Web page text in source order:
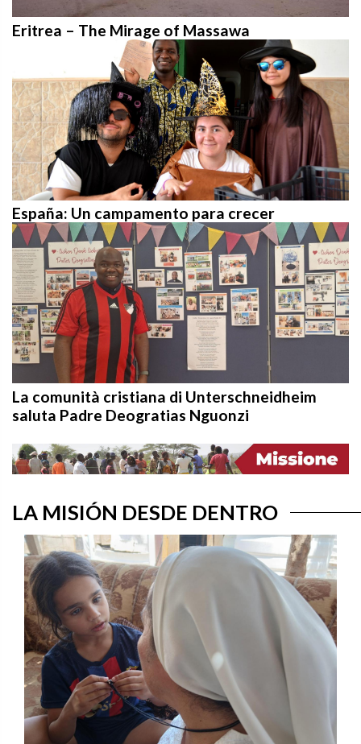
Eritrea – The Mirage of Massawa
España: Un campamento para crecer
La comunità cristiana di Unterschneidheim
saluta Padre Deogratias Nguonzi
LA MISIÓN DESDE DENTRO